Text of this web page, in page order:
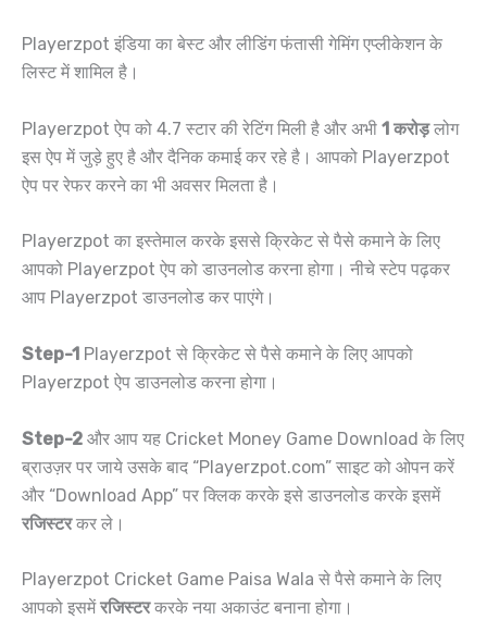
Playerzpot इंडिया का बेस्ट और लीडिंग फंतासी गेमिंग एप्लीकेशन के
लिस्ट में शामिल है।
Playerzpot ऐप को 4.7 स्टार की रेटिंग मिली है और अभी 1 करोड़लोग
इस ऐप में जुड़े हुए है और दैनिक कमाई कर रहे है। आपको Playerzpot
ऐप पर रेफर करने का भी अवसर मिलता है।
Playerzpot का इस्तेमाल करके इससे क्रिकेट से पैसे कमाने के लिए
आपको Playerzpot ऐप को डाउनलोड करना होगा। नीचे स्टेप पढ़कर
आप Playerzpot डाउनलोड कर पाएंगे।
Step-1 Playerzpot से क्रिकेट से पैसे कमाने के लिए आपको
Playerzpot ऐप डाउनलोड करना होगा।
Step-2 और आप यह Cricket Money Game Download के लिए
ब्राउज़र पर जाये उसके बाद “Playerzpot.com” साइट को ओपन करें
और “Download App” पर क्लिक करके इसे डाउनलोड करके इसमें
रजिस्टरकर ले।
Playerzpot Cricket Game Paisa Wala से पैसे कमाने के लिए
आपको इसमेंरजिस्टरकरके नया अकाउंट बनाना होगा।